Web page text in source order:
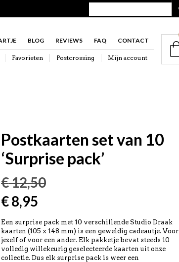
BLOG REVIEWS FAQ CONTACT
Favorieten Postcrossing Mijn account
Postkaarten set van 10
‘Surprise pack’
€12,50
Oorspronkelijke
prijs
was:
€ 12,50.
€8,95Huidige
is:
€ 8,95.
Een surprise pack met 10 verschillende Studio Draak
kaarten (105 x 148 mm) is een geweldig cadeautje. Voor
jezelf of voor een ander. Elk pakketje bevat steeds 10
volledig willekeurig geselecteerde kaarten uit onze
collectie. Dus elk surprise pack is weer een